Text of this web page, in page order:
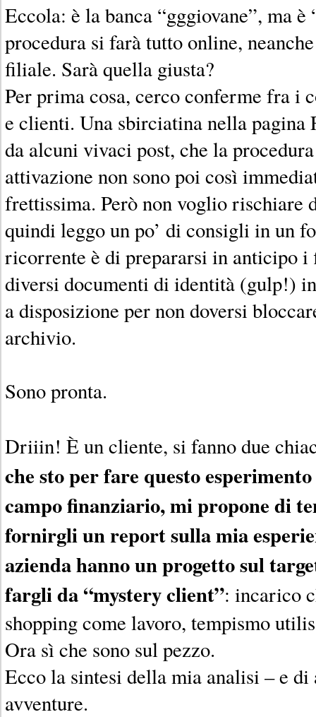
Eccola: è la banca “gggiovane”, ma è
procedura si farà tutto online,
filiale. Sarà quella giusta?
Per prima cosa, cerco conferme fra i
e clienti. Una sbirciatina nella pagina
da alcuni vivaci post, che la
attivazione non sono poi così
frettissima. Però non voglio rischiare
quindi leggo un po’ di consigli in un
ricorrente è di prepararsi in anticipo i
diversi documenti di identità (gulp!)
a disposizione per non doversi
archivio.
Sono pronta.
Driiin! È un cliente, si fanno due
che sto per fare questo
campo finanziario, mi propone di
fornirgli un report sulla mia
azienda hanno un progetto sul
fargli da “mystery client”: incarico
shopping come lavoro, tempismo
Ora sì che sono sul pezzo.
Ecco la sintesi della mia analisi – e
avventure.